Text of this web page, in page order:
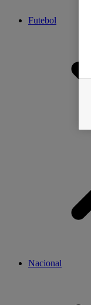
Futebol
Nacional